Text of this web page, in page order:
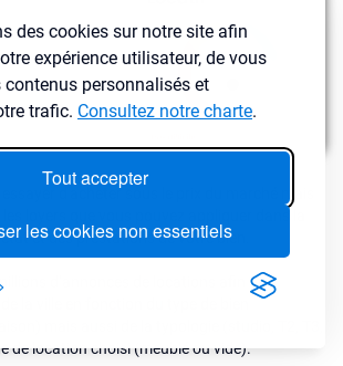
des cookies sur notre site afin
expérience utilisateur, de vous
contenus personnalisés et
trafic. Consultez notre charte.
Tout accepter
les cookies non essentiels
d'acheter sous le prix du marché mais
loyers que vous pouvez appliquer dans la
et des prestations de votre bien.
d’annonces de locations afin de
de location choisi (meublé ou vide).